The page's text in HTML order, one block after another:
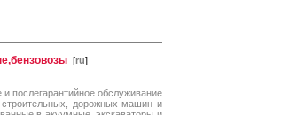
[ru]
послегарантийное обслуживание
строительных, дорожных машин и